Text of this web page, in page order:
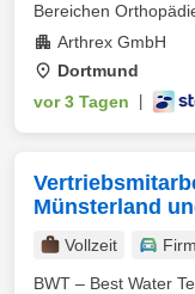
Bereichen
Arthrex GmbH
Dortmund
vor 3 Tagen
Münsterland
Vollzeit
BWT – Best Water